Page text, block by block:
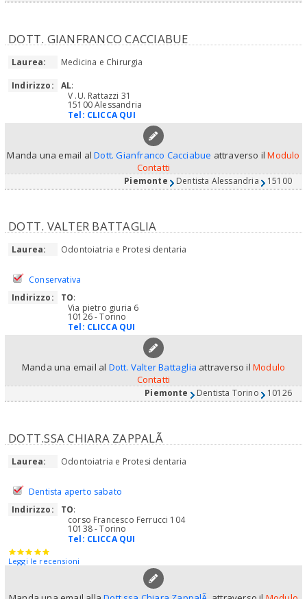
DOTT. GIANFRANCO CACCIABUE
Laurea:
Medicina e Chirurgia
Indirizzo:
AL:
V .U. Rattazzi 31
15100 Alessandria
Tel: CLICCA QUI
Manda una email alDott. Gianfranco Cacciabue attraverso ilModulo
Contatti
Piemonte Dentista Alessandria 15100
DOTT. VALTER BATTAGLIA
Laurea: Odontoiatria e Protesi dentaria
Conservativa
Indirizzo:
TO:
Via pietro giuria 6
10126 - Torino
Tel: CLICCA QUI
Manda una email al Dott. Valter Battaglia attraverso il Modulo
Contatti
Piemonte Dentista Torino 10126
DOTT.SSA CHIARA ZAPPALÃ
Laurea: Odontoiatria e Protesi dentaria
Dentista aperto sabato
Indirizzo:
TO:
corso Francesco Ferrucci 104
10138 - Torino
Tel: CLICCA QUI
Leggi le recensioni